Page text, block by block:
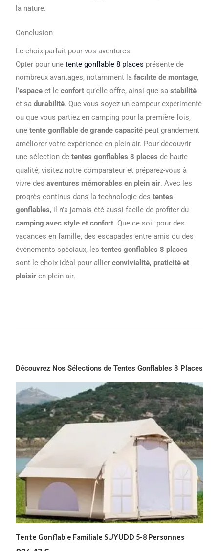
la nature.
Conclusion
Le choix parfait pour vos aventures
Opter pour unetente gonflable 8 places présente de
nombreux avantages, notamment lafacilité de montage,
l’espace et leconfort qu’elle offre, ainsi que sastabilité
et sadurabilité. Que vous soyez un campeur expérimenté
ou que vous partiez en camping pour la première fois,
unetente gonflable de grande capacité peut grandement
améliorer votre expérience en plein air. Pour découvrir
une sélection detentes gonflables 8 places de haute
qualité, visitez notre comparateur et préparez-vous à
vivre desaventures mémorables en plein air. Avec les
progrès continus dans la technologie destentes
gonflables, il n’a jamais été aussi facile de profiter du
camping avec style et confort. Que ce soit pour des
vacances en famille, des escapades entre amis ou des
événements spéciaux, lestentes gonflables 8 places
sont le choix idéal pour allierconvivialité, praticité et
plaisir en plein air.
Découvrez Nos Sélections de Tentes Gonflables 8 Places
Tente Gonflable Familiale SUYUDD 5-8 Personnes